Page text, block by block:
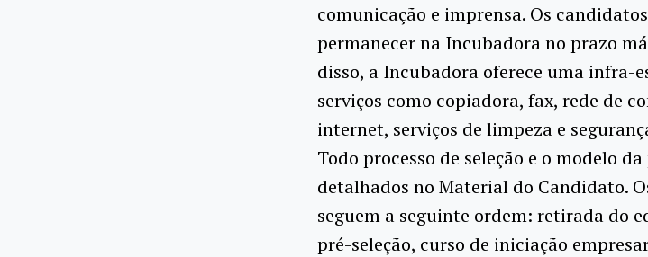
comunicação e imprensa. Os
permanecer na Incubadora no prazo
disso, a Incubadora oferece uma infra-
serviços como copiadora, fax, rede de
internet, serviços de limpeza e
Todo processo de seleção e o modelo
detalhados no Material do Candidato.
seguem a seguinte ordem: retirada do
pré-seleção, curso de iniciação